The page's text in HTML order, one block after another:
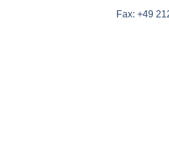
Fax: +49